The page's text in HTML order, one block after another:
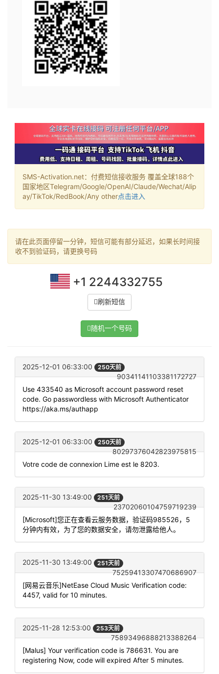
SMS-Activation.net：付费短信接收服务 覆盖全球188个
国家地区Telegram/Google/OpenAI/Claude/Wechat/Alip
ay/TikTok/RedBook/Any other点击进入
请在此页面停留一分钟，短信可能有部分延迟，如果长时间接
收不到验证码，请更换号码
+1 2244332755
刷新短信
随机一个号码
2025-12-01 06:33:00 250天前
90341141103381172727
Use 433540 as Microsoft account password reset
code. Go passwordless with Microsoft Authenticator
https://aka.ms/authapp
2025-12-01 06:33:00 250天前
80297376042823975815
Votre code de connexion Lime est le 8203.
2025-11-30 13:49:00 251天前
23702060104759719239
[Microsoft]您正在查看云服务数据，验证码985526，5
分钟内有效，为了您的数据安全，请勿泄露给他人。
2025-11-30 13:49:00 251天前
75259413307470686907
[网易云音乐]NetEase Cloud Music Verification code:
4457, valid for 10 minutes.
2025-11-28 12:53:00 253天前
75893496888213388264
[Malus] Your verification code is 786631. You are
registering Now, code will expired After 5 minutes.